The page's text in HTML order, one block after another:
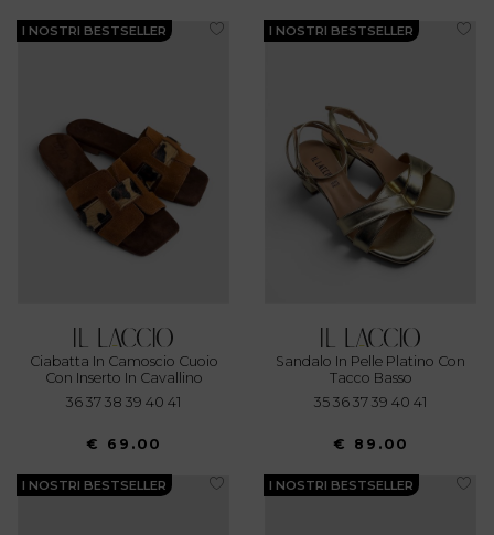
I NOSTRI BESTSELLER
Ciabatta In Camoscio Cuoio
Con Inserto In Cavallino
Animalier
36 37 38 39 40 41
€ 69.00
I NOSTRI BESTSELLER
Sandalo In Pelle Platino Con
Tacco Basso
35 36 37 39 40 41
€ 89.00
I NOSTRI BESTSELLER I NOSTRI BESTSELLER